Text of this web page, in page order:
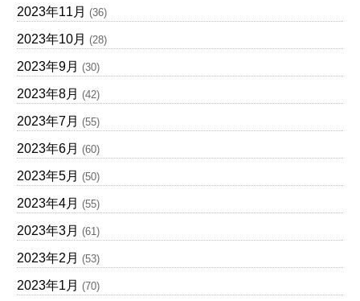
2023年11月 (36)
2023年10月 (28)
2023年9月 (30)
2023年8月 (42)
2023年7月 (55)
2023年6月 (60)
2023年5月 (50)
2023年4月 (55)
2023年3月 (61)
2023年2月 (53)
2023年1月 (70)